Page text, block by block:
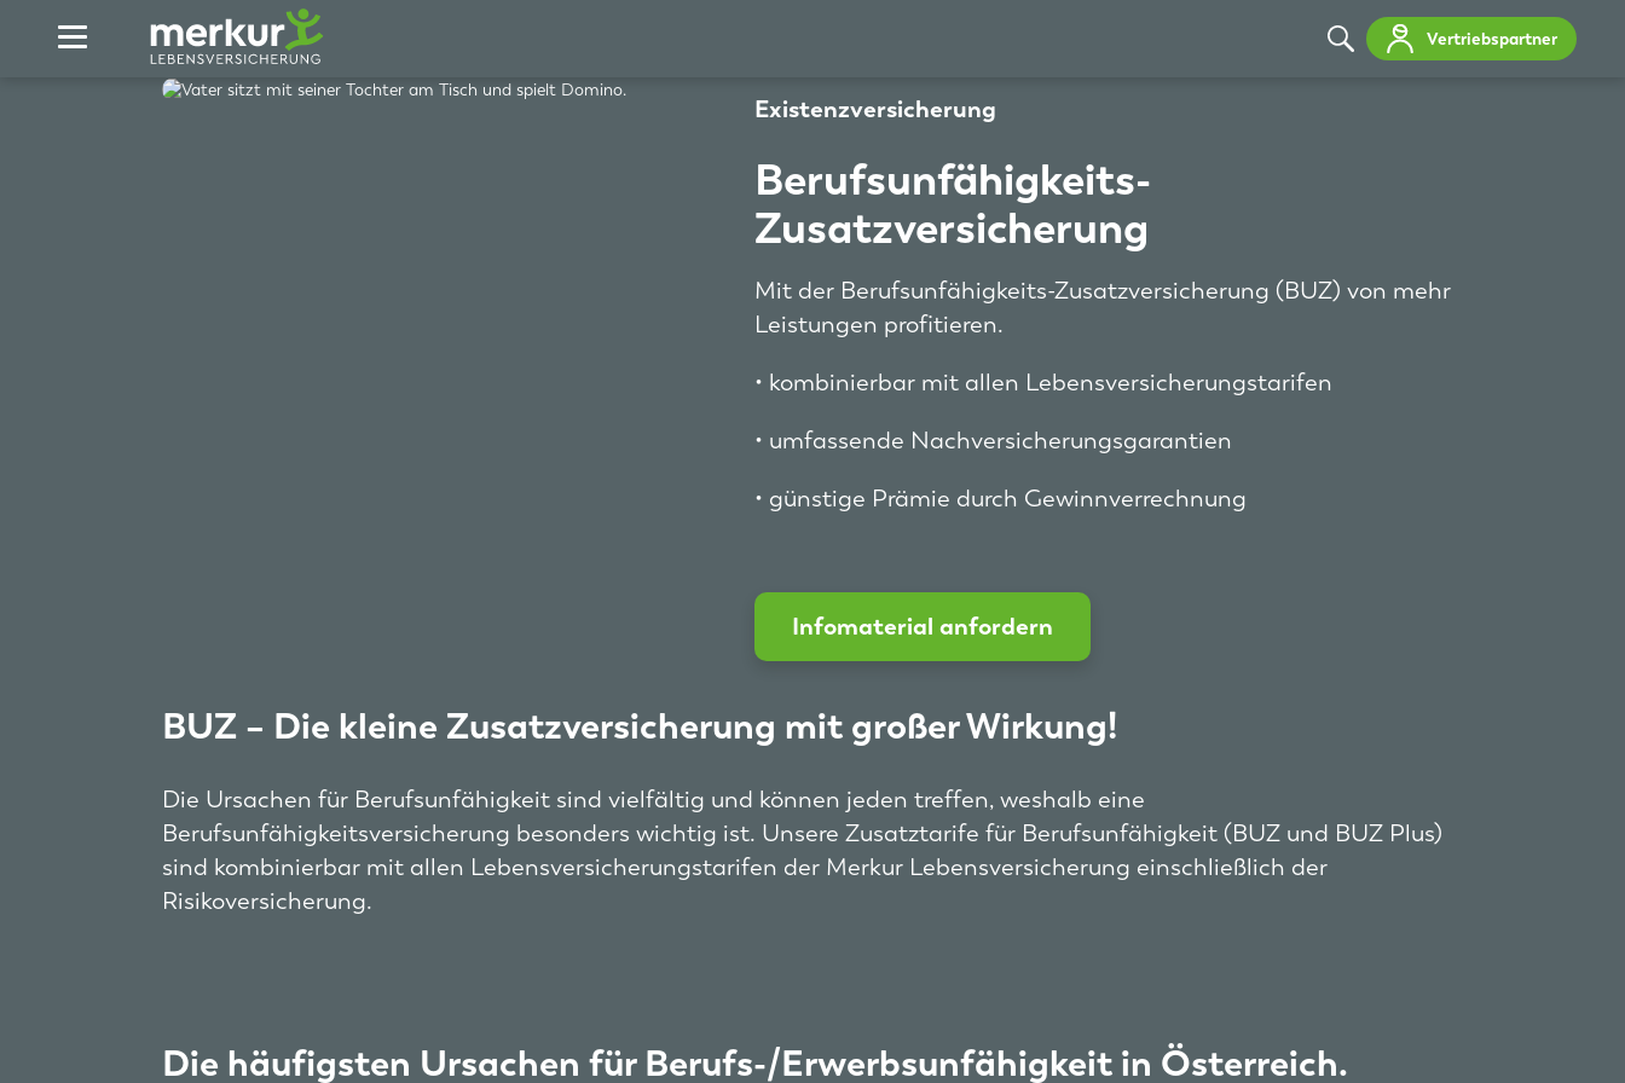
Zum Hauptinhalt springen
Vertriebspartner
Existenzversicherung
Berufsunfähigkeits-
Zusatzversicherung
Mit der Berufsunfähigkeits-Zusatzversicherung (BUZ) von mehr
Leistungen profitieren.
• kombinierbar mit allen Lebensversicherungstarifen
• umfassende Nachversicherungsgarantien
• günstige Prämie durch Gewinnverrechnung
Infomaterial anfordern
BUZ – Die kleine Zusatzversicherung mit großer Wirkung!
Die Ursachen für Berufsunfähigkeit sind vielfältig und können jeden treffen, weshalb eine
Berufsunfähigkeitsversicherung besonders wichtig ist. Unsere Zusatztarife für Berufsunfähigkeit (BUZ und BUZ Plus)
sind kombinierbar mit allen Lebensversicherungstarifen der Merkur Lebensversicherung einschließlich der
Risikoversicherung.
Die häufigsten Ursachen für Berufs-/Erwerbsunfähigkeit in Österreich.